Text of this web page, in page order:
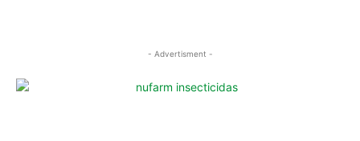
- Advertisment -